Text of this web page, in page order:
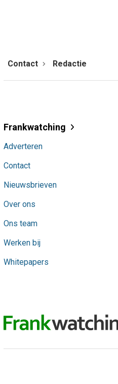
Contact Redactie
Frankwatching
Adverteren
Contact
Nieuwsbrieven
Over ons
Ons team
Werken bij
Whitepapers